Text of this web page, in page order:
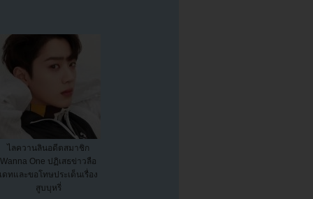
ไลควานลินอดีตสมาชิก
Wanna One ปฏิเสธข่าวลือ
ดทและขอโทษประเด็นเรื่อง
สูบบุหรี่